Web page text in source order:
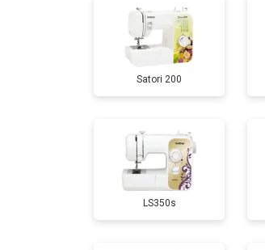
Satori 200
LS350s